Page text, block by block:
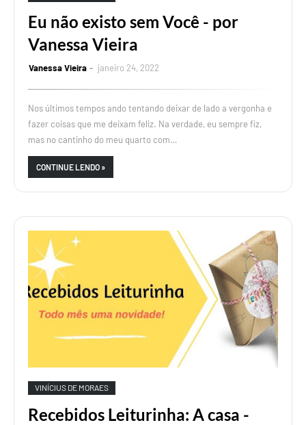
Eu não existo sem Você - por
Vanessa Vieira
Vanessa Vieira janeiro 24, 2022
Nos últimos tempos ando tentando deixar de lado a vergonha e
fazer coisas que me deixam feliz. Na verdade, eu sempre fiz,
mas no cantinho do meu quarto com…
CONTINUE LENDO »
VINÍCIUS DE MORAES
Recebidos Leiturinha: A casa -